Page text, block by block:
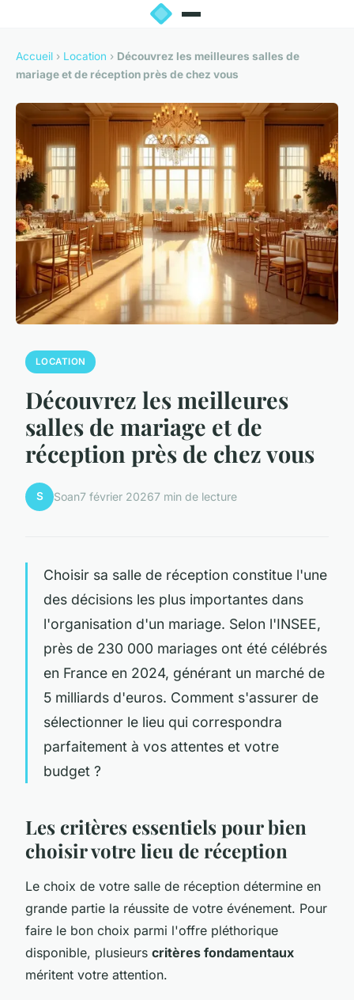
Accueil › Location › Découvrez les meilleures salles de
mariage et de réception près de chez vous
LOCATION
Découvrez les meilleures
salles de mariage et de
réception près de chez vous
S Soan7 février 20267 min de lecture
Choisir sa salle de réception constitue l'une
des décisions les plus importantes dans
l'organisation d'un mariage. Selon l'INSEE,
près de 230 000 mariages ont été célébrés
en France en 2024, générant un marché de
5 milliards d'euros. Comment s'assurer de
sélectionner le lieu qui correspondra
parfaitement à vos attentes et votre
budget ?
Les critères essentiels pour bien
choisir votre lieu de réception
Le choix de votre salle de réception détermine en
grande partie la réussite de votre événement. Pour
faire le bon choix parmi l'offre pléthorique
disponible, plusieurs critères fondamentaux
méritent votre attention.